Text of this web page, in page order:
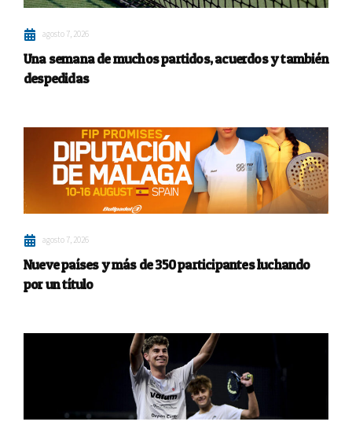
agosto 7, 2026
Una semana de muchos partidos, acuerdos y también
despedidas
agosto 7, 2026
Nueve países y más de 350 participantes luchando
por un título